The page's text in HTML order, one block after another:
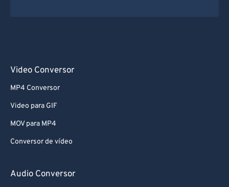
Video Conversor
MP4 Conversor
Video para GIF
MOV para MP4
Conversor de vídeo
Audio Conversor